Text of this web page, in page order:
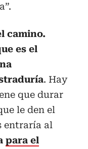
camino.
es el
. Hay
que durar
le den el
entraría al
para el